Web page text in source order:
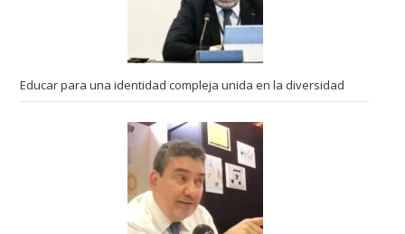
Educar para una identidad compleja unida en la diversidad